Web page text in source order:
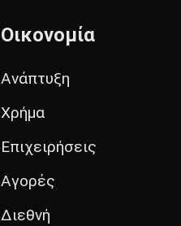
Οικονομία
Ανάπτυξη
Χρήμα
Επιχειρήσεις
Αγορές
Διεθνή